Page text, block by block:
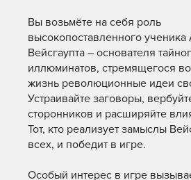
Вы возьмёте на себя роль
высокопоставленного ученика
Вейсгаупта – основателя
иллюминатов, стремящегося
жизнь революционные идеи
Устраивайте заговоры,
сторонников и расширяйте
Тот, кто реализует замыслы
всех, и победит в игре.
Особый интерес в игре